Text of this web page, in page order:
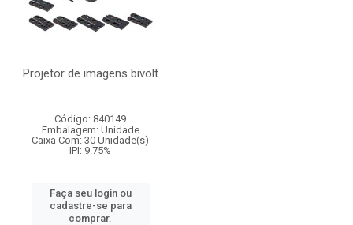
Projetor de imagens bivolt
Código: 840149
Embalagem: Unidade
Caixa Com: 30 Unidade(s)
IPI: 9.75%
Faça seu login ou
cadastre-se para
comprar.